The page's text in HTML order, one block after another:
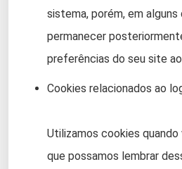
sistema, porém, em
permanecer
preferências do seu site ao
Cookies relacionados ao
Utilizamos cookies
que possamos lembrar